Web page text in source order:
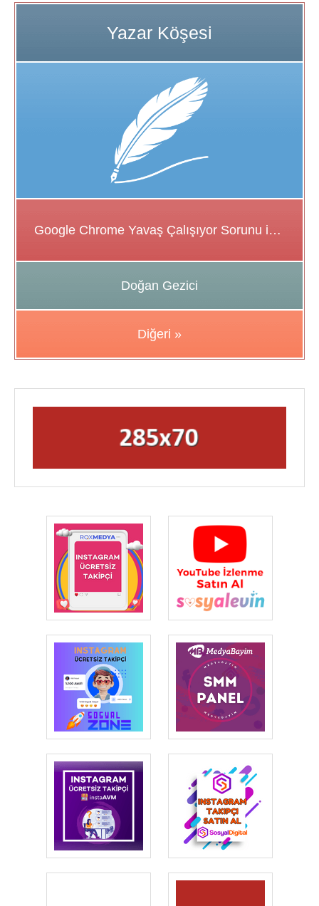
Google Chrome Yavaş Çalışıyor Sorunu için Çözüm Önerileri
Doğan Gezici
Diğeri »